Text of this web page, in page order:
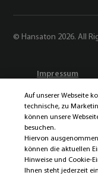
© Hansaton 2026. All
Impressum
Datenschutz
Cookies
Cookie
Auf unserer Webseite
technische, zu
können unsere
besuchen.
Hiervon
können die aktuellen
Hinweise und Cookie-
Ihnen steht jederzeit